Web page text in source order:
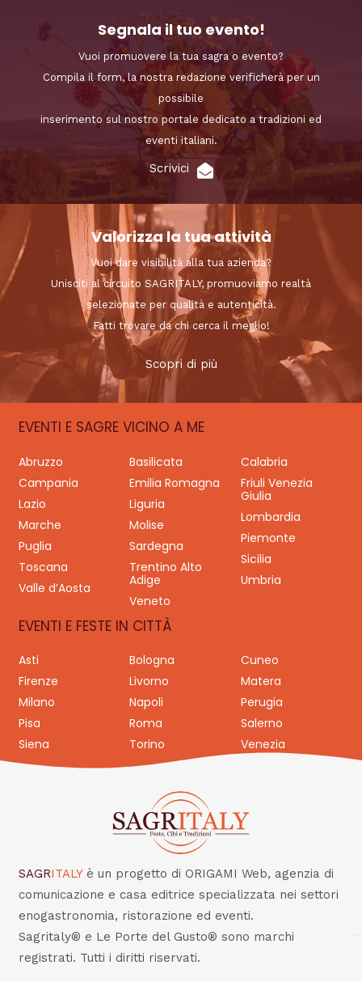
Segnala il tuo evento!
Vuoi promuovere la tua sagra o evento?
Compila il form, la nostra redazione verificherà per un
possibile
inserimento sul nostro portale dedicato a tradizioni ed
eventi italiani.
Scrivici
Valorizza la tua attività
Vuoi dare visibilità alla tua azienda?
Unisciti al circuito SAGRITALY, promuoviamo realtà
selezionate per qualità e autenticità.
Fatti trovare da chi cerca il meglio!
Scopri di più
EVENTI E SAGRE VICINO A ME
Abruzzo Basilicata
Calabria
Campania
Emilia Romagna
Friuli Venezia
Giulia
Lazio
Liguria
Lombardia
Marche
Molise
Piemonte
Puglia
Sardegna
Sicilia
Toscana
Trentino Alto
Adige
Umbria
Valle d’Aosta
Veneto
EVENTI E FESTE IN CITTÀ
Asti Bologna
Cuneo
Firenze
Livorno
Matera
Milano
Napoli
Perugia
Pisa
Roma
Salerno
Siena
Torino Venezia
SAGRITALY è un progetto di ORIGAMI Web, agenzia di
comunicazione e casa editrice specializzata nei settori
enogastronomia, ristorazione ed eventi.
Sagritaly® e Le Porte del Gusto® sono marchi
registrati. Tutti i diritti riservati.